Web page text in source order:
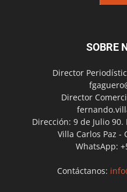
SOBRE
Director
Director
Dirección: 9 de Julio 90.
Villa Carlos Paz -
WhatsApp:
Contáctanos: